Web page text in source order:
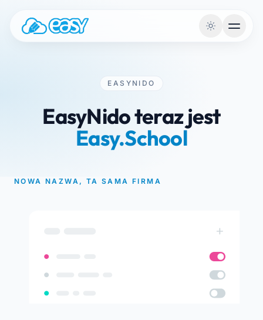
EASYNIDO
EasyNido teraz jest
Easy.School
NOWA NAZWA, TA SAMA FIRMA